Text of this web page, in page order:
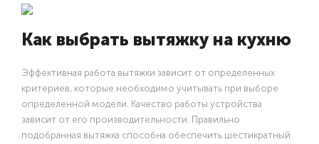
Как выбрать вытяжку на кухню
Эффективная работа вытяжки зависит от определенных
критериев, которые необходимо учитывать при выборе
определенной модели. Качество работы устройства
зависит от его производительности. Правильно
подобранная вытяжка способна обеспечить шестикратный